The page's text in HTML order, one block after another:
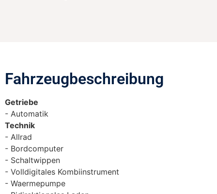
Fahrzeugbeschreibung​
Getriebe
Automatik
Technik
Allrad
Bordcomputer
Schaltwippen
Volldigitales Kombiinstrument
Waermepumpe